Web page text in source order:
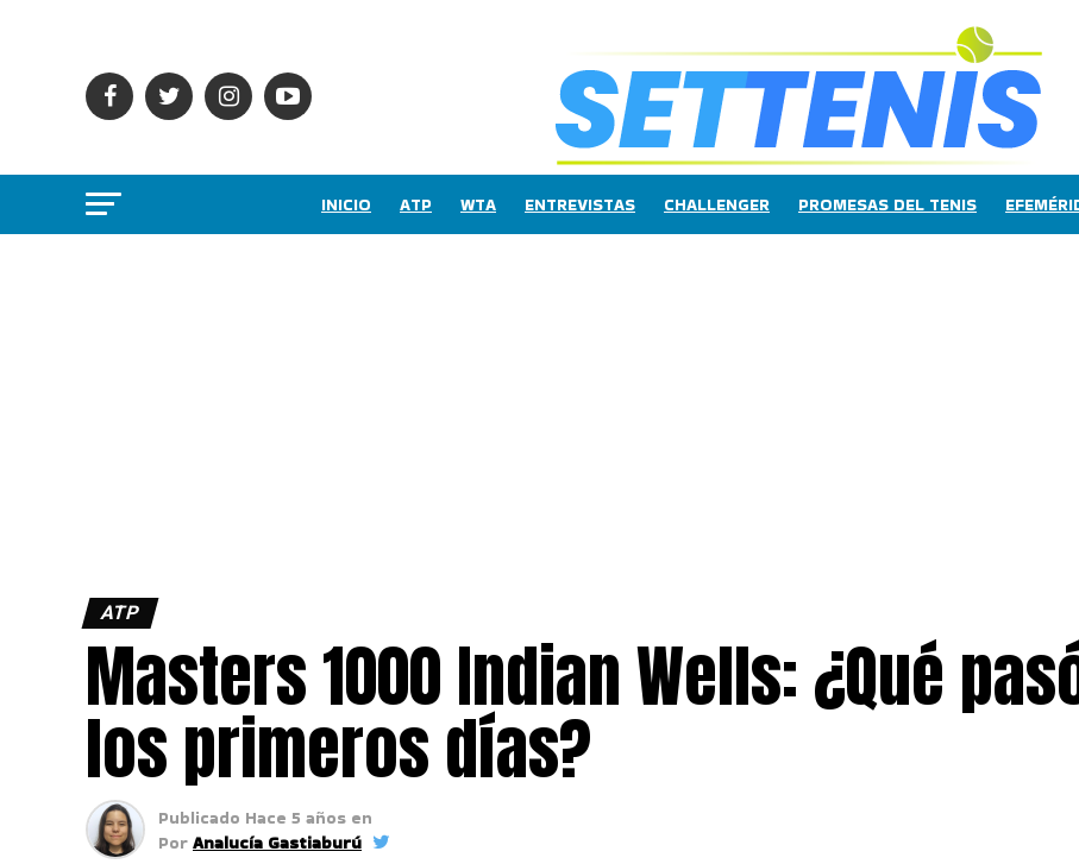
INICIO ATP WTA ENTREVISTAS CHALLENGER PROMESAS DEL TENIS
ATP
Masters 1000 Indian Wells: ¿Qué
los primeros días?
Publicado Hace 5 años en
Por Analucía Gastiaburú